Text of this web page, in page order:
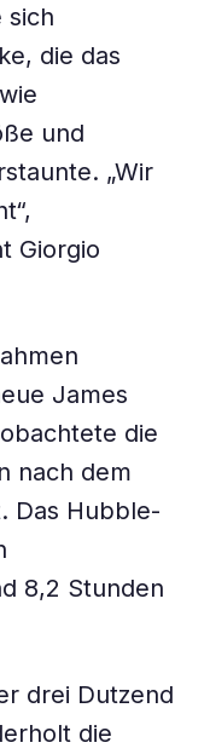
sich
die das
und
„Wir
Giorgio
James
die
nach dem
Das Hubble-
8,2 Stunden
drei Dutzend
die